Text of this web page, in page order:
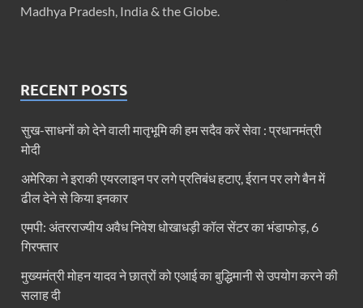
Madhya Pradesh, India & the Globe.
RECENT POSTS
सुख-साधनों को देने वाली मातृभूमि की हम सदैव करें सेवा : प्रधानमंत्री
मोदी
अमेरिका ने इराकी एयरलाइन पर लगे प्रतिबंध हटाए, ईरान पर लगे बैन में
ढील देने से किया इनकार
एमपी: अंतरराज्यीय अवैध निवेश धोखाधड़ी कॉल सेंटर का भंडाफोड़, 6
गिरफ्तार
मुख्यमंत्री मोहन यादव ने छात्रों को एआई का बुद्धिमानी से उपयोग करने की
सलाह दी